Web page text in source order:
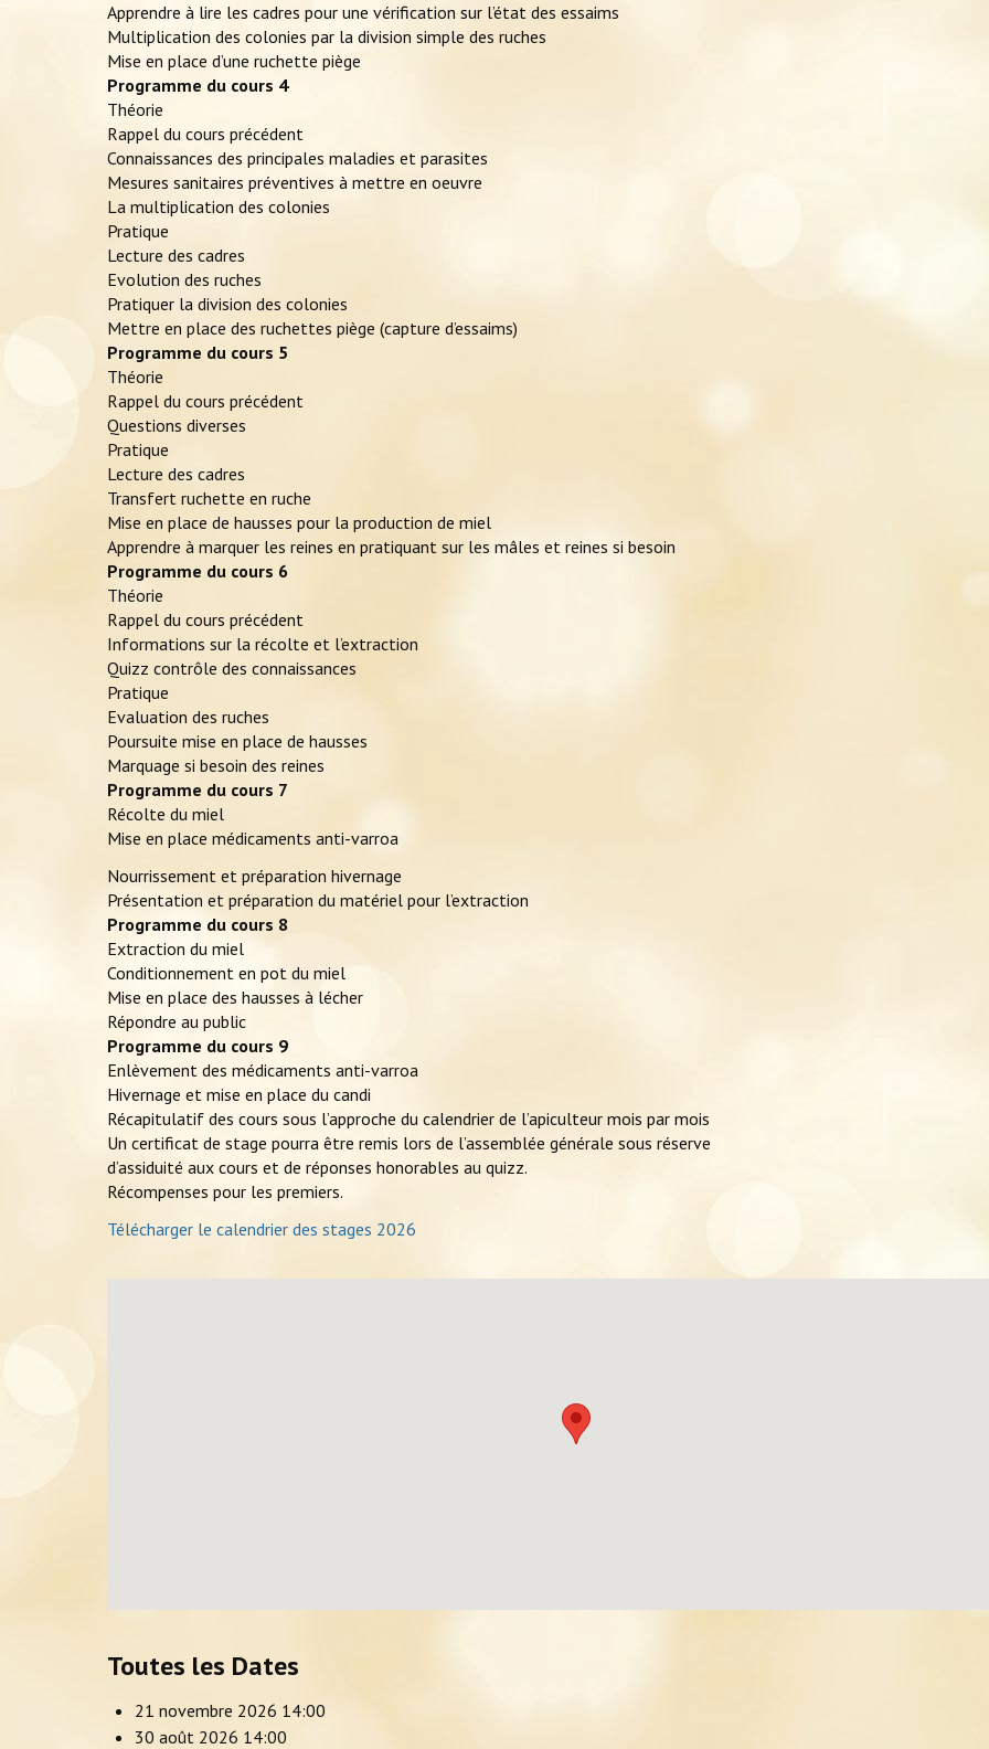
Apprendre à lire les cadres pour une vérification sur l’état des essaims
Multiplication des colonies par la division simple des ruches
Mise en place d’une ruchette piège
Programme du cours 4
Théorie
Rappel du cours précédent
Connaissances des principales maladies et parasites
Mesures sanitaires préventives à mettre en oeuvre
La multiplication des colonies
Pratique
Lecture des cadres
Evolution des ruches
Pratiquer la division des colonies
Mettre en place des ruchettes piège (capture d’essaims)
Programme du cours 5
Théorie
Rappel du cours précédent
Questions diverses
Pratique
Lecture des cadres
Transfert ruchette en ruche
Mise en place de hausses pour la production de miel
Apprendre à marquer les reines en pratiquant sur les mâles et reines si besoin
Programme du cours 6
Théorie
Rappel du cours précédent
Informations sur la récolte et l’extraction
Quizz contrôle des connaissances
Pratique
Evaluation des ruches
Poursuite mise en place de hausses
Marquage si besoin des reines
Programme du cours 7
Récolte du miel
Mise en place médicaments anti-varroa
Nourrissement et préparation hivernage
Présentation et préparation du matériel pour l’extraction
Programme du cours 8
Extraction du miel
Conditionnement en pot du miel
Mise en place des hausses à lécher
Répondre au public
Programme du cours 9
Enlèvement des médicaments anti-varroa
Hivernage et mise en place du candi
Récapitulatif des cours sous l’approche du calendrier de l’apiculteur mois par mois
Un certificat de stage pourra être remis lors de l’assemblée générale sous réserve
d’assiduité aux cours et de réponses honorables au quizz.
Récompenses pour les premiers.
Télécharger le calendrier des stages 2026
Toutes les Dates
21 novembre 2026 14:00
30 août 2026 14:00